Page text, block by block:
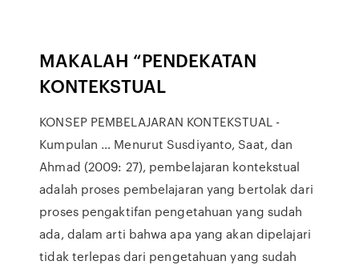
MAKALAH “PENDEKATAN
KONTEKSTUAL
KONSEP PEMBELAJARAN KONTEKSTUAL -
Kumpulan … Menurut Susdiyanto, Saat, dan
Ahmad (2009: 27), pembelajaran kontekstual
adalah proses pembelajaran yang bertolak dari
proses pengaktifan pengetahuan yang sudah
ada, dalam arti bahwa apa yang akan dipelajari
tidak terlepas dari pengetahuan yang sudah